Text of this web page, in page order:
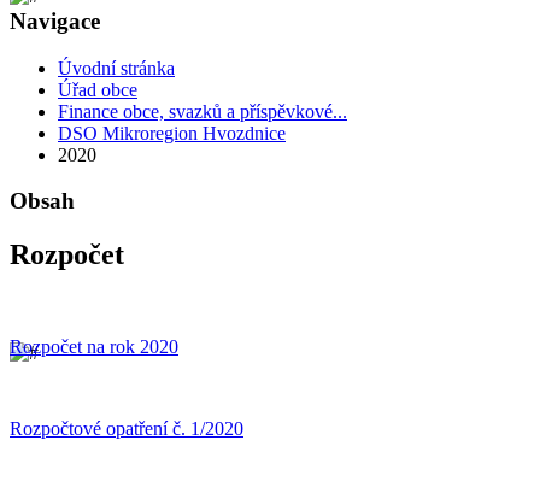
Navigace
Úvodní stránka
Úřad obce
Finance obce, svazků a příspěvkové...
DSO Mikroregion Hvozdnice
2020
Obsah
Rozpočet
Rozpočet na rok 2020
Rozpočtové opatření č. 1/2020